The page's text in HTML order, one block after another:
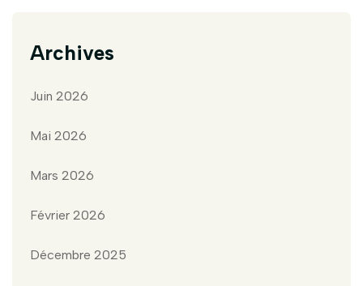
Archives
Juin 2026
Mai 2026
Mars 2026
Février 2026
Décembre 2025